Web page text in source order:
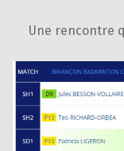
Une rencontre